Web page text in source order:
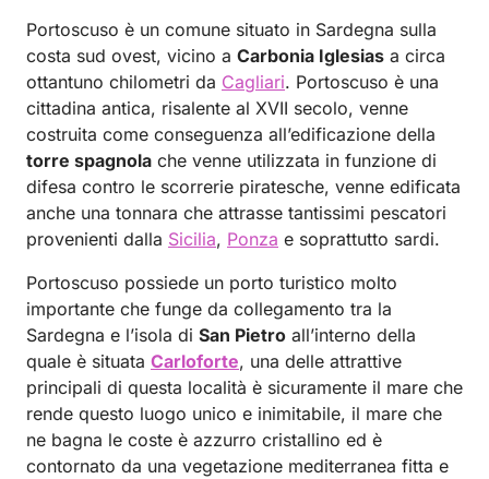
Portoscuso è un comune situato in Sardegna sulla
costa sud ovest, vicino a Carbonia Iglesias a circa
ottantuno chilometri da Cagliari. Portoscuso è una
cittadina antica, risalente al XVII secolo, venne
costruita come conseguenza all’edificazione della
torre spagnola che venne utilizzata in funzione di
difesa contro le scorrerie piratesche, venne edificata
anche una tonnara che attrasse tantissimi pescatori
provenienti dalla Sicilia, Ponza e soprattutto sardi.
Portoscuso possiede un porto turistico molto
importante che funge da collegamento tra la
Sardegna e l’isola di San Pietro all’interno della
quale è situata Carloforte, una delle attrattive
principali di questa località è sicuramente il mare che
rende questo luogo unico e inimitabile, il mare che
ne bagna le coste è azzurro cristallino ed è
contornato da una vegetazione mediterranea fitta e